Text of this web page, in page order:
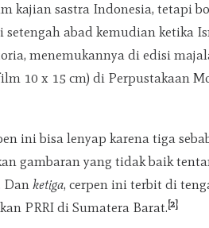
kajian sastra Indonesia, tetapi
abad kemudian ketika
menemukannya di edisi
10 x 15 cm) di Perpustakaan
ini bisa lenyap karena tiga
gambaran yang tidak baik
Dan ketiga, cerpen ini terbit di
PRRI di Sumatera Barat.[2]